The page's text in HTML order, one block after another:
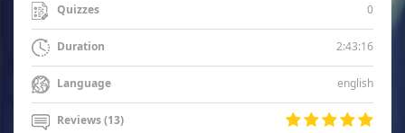
Quizzes 0
Duration 2:43:16
Language english
Reviews (13)